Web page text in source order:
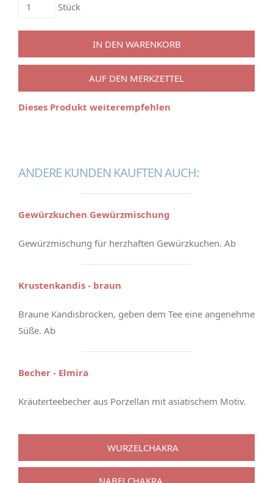
Stück
IN DEN WARENKORB
AUF DEN MERKZETTEL
Dieses Produkt weiterempfehlen
ANDERE KUNDEN KAUFTEN AUCH:
Gewürzkuchen Gewürzmischung
Gewürzmischung für herzhaften Gewürzkuchen. Ab
Krustenkandis - braun
Braune Kandisbrocken, geben dem Tee eine angenehme
Süße. Ab
Becher - Elmira
Kräuterteebecher aus Porzellan mit asiatischem Motiv.
WURZELCHAKRA
NABELCHAKRA